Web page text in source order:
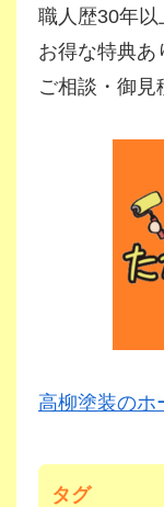
職人歴30年以
お得な特典あ
ご相談・御見
高柳塗装のホ
タグ